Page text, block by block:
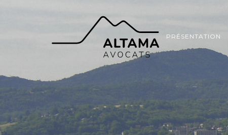
PRÉSENTATION